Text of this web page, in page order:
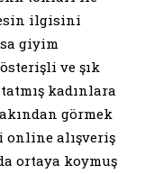
ilgisini
giyim
ve şık
kadınlara
görmek
alışveriş
ortaya koymuş